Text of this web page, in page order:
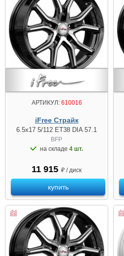
АРТИКУЛ:610016
iFree Страйк
6.5x17 5/112 ET38 DIA 57.1
BFP
на складе 4 шт.
11 915 ₽ / диск
купить